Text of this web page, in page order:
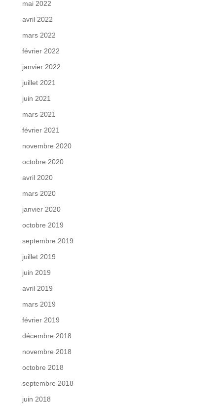
mai 2022
avril 2022
mars 2022
février 2022
janvier 2022
juillet 2021
juin 2021
mars 2021
février 2021
novembre 2020
octobre 2020
avril 2020
mars 2020
janvier 2020
octobre 2019
septembre 2019
juillet 2019
juin 2019
avril 2019
mars 2019
février 2019
décembre 2018
novembre 2018
octobre 2018
septembre 2018
juin 2018